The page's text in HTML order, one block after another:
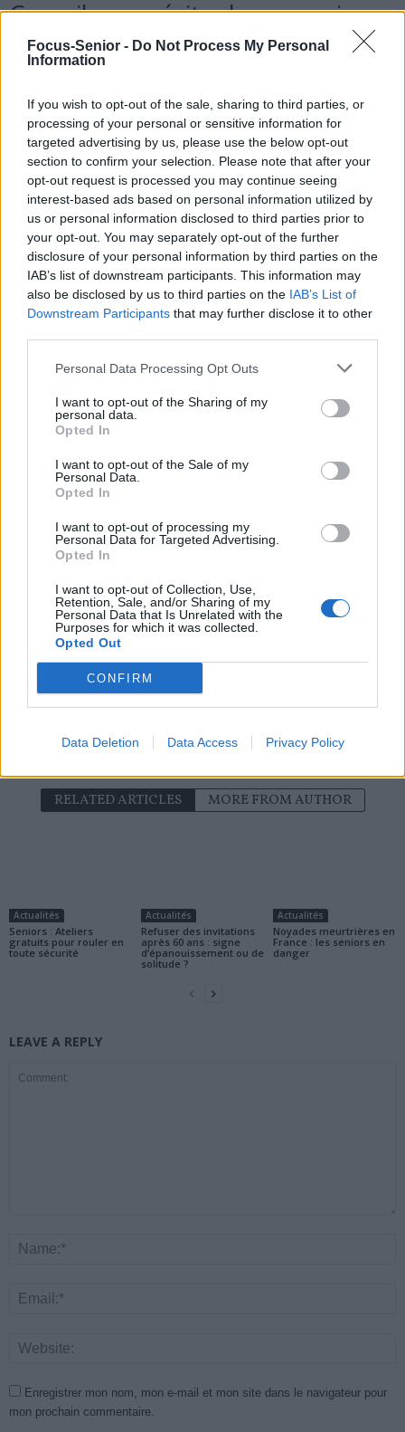
Focus-Senior - Do Not Process My Personal
Information
If you wish to opt-out of the sale, sharing to third parties, or
processing of your personal or sensitive information for
targeted advertising by us, please use the below opt-out
section to confirm your selection. Please note that after your
opt-out request is processed you may continue seeing
interest-based ads based on personal information utilized by
us or personal information disclosed to third parties prior to
your opt-out. You may separately opt-out of the further
disclosure of your personal information by third parties on the
IAB’s list of downstream participants. This information may
also be disclosed by us to third parties on the IAB’s List of
Downstream Participants that may further disclose it to other
Personal Data Processing Opt Outs
I want to opt-out of the Sharing of my
personal data.
Opted In
I want to opt-out of the Sale of my
Personal Data.
Opted In
I want to opt-out of processing my
Personal Data for Targeted Advertising.
Opted In
I want to opt-out of Collection, Use,
Retention, Sale, and/or Sharing of my
Personal Data that Is Unrelated with the
Purposes for which it was collected.
Opted Out
CONFIRM
Data Deletion Data Access Privacy Policy
Conseils pour éviter les mauvaises
surprises
l’hébergement, aux repas et demander des devis pour
l’assurance RC Pro.
Simuler le montant des cotisations URSSAF selon le
chiffre d’affaires prévu.
Vérifier auprès de sa caisse de retraite si le cumul emploi-
retraite est possible sans impact sur la pension.
Comparer les différentes plateformes, leurs conditions
d’accès et ce qu’elles remboursent réellement.
Commencer par quelques missions tests pour évaluer la
rentabilité avant de s’engager à long terme.
uniquement de cette activité. Elle peut constituer un bon
complément, mais nécessite une gestion rigoureuse et une bonne
connaissance des coûts réels. Pour un retraité qui aime conduire
et est prêt à gérer la paperasse, cela peut être une option, à
condition d’être bien informé et prudent avant de se lancer.
Previous article
Découvrez la routine
alimentaire anti-âge
validée par la science
Retraite : évitez ces
news
RELATED ARTICLES MORE FROM AUTHOR
Actualités
Seniors : Ateliers
gratuits pour rouler en
toute sécurité
Actualités
Refuser des invitations
après 60 ans : signe
d’épanouissement ou de
solitude ?
Actualités
Noyades meurtrières en
France : les seniors en
danger
LEAVE A REPLY
Enregistrer mon nom, mon e-mail et mon site dans le navigateur pour
mon prochain commentaire.